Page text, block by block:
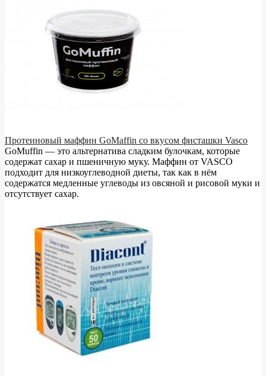
Протеиновый маффин GoMaffin со вкусом фисташки Vasco
GoMuffin — это альтернатива сладким булочкам, которые
содержат сахар и пшеничную муку. Маффин от VASCO
подходит для низкоуглеводной диеты, так как в нём
содержатся медленные углеводы из овсяной и рисовой муки и
отсутствует сахар.